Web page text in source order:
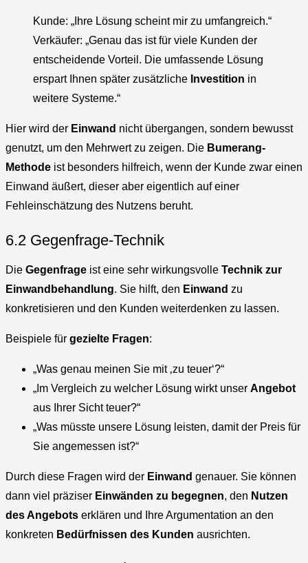
Kunde: „Ihre Lösung scheint mir zu umfangreich.“
Verkäufer: „Genau das ist für viele Kunden der
entscheidende Vorteil. Die umfassende Lösung
erspart Ihnen später zusätzliche Investition in
weitere Systeme.“
Hier wird der Einwand nicht übergangen, sondern bewusst
genutzt, um den Mehrwert zu zeigen. Die Bumerang-
Methode ist besonders hilfreich, wenn der Kunde zwar einen
Einwand äußert, dieser aber eigentlich auf einer
Fehleinschätzung des Nutzens beruht.
6.2 Gegenfrage-Technik
Die Gegenfrage ist eine sehr wirkungsvolle Technik zur
Einwandbehandlung. Sie hilft, den Einwand zu
konkretisieren und den Kunden weiterdenken zu lassen.
Beispiele für gezielte Fragen:
„Was genau meinen Sie mit ‚zu teuer‘?“
„Im Vergleich zu welcher Lösung wirkt unser Angebot
aus Ihrer Sicht teuer?“
„Was müsste unsere Lösung leisten, damit der Preis für
Sie angemessen ist?“
Durch diese Fragen wird der Einwand genauer. Sie können
dann viel präziser Einwänden zu begegnen, den Nutzen
des Angebots erklären und Ihre Argumentation an den
konkreten Bedürfnissen des Kunden ausrichten.